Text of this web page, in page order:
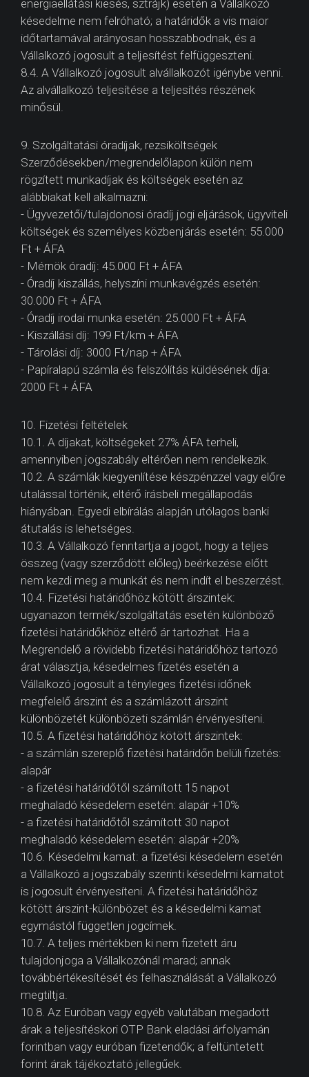
energiaellátási kiesés, sztrájk) esetén a Vállalkozó
késedelme nem felróható; a határidők a vis maior
időtartamával arányosan hosszabbodnak, és a
Vállalkozó jogosult a teljesítést felfüggeszteni.
8.4. A Vállalkozó jogosult alvállalkozót igénybe venni.
Az alvállalkozó teljesítése a teljesítés részének
minősül.
9. Szolgáltatási óradíjak, rezsiköltségek
Szerződésekben/megrendelőlapon külön nem
rögzített munkadíjak és költségek esetén az
alábbiakat kell alkalmazni:
- Ügyvezetői/tulajdonosi óradíj jogi eljárások, ügyviteli
költségek és személyes közbenjárás esetén: 55.000
Ft + ÁFA
- Mérnök óradíj: 45.000 Ft + ÁFA
- Óradíj kiszállás, helyszíni munkavégzés esetén:
30.000 Ft + ÁFA
- Óradíj irodai munka esetén: 25.000 Ft + ÁFA
- Kiszállási díj: 199 Ft/km + ÁFA
- Tárolási díj: 3000 Ft/nap + ÁFA
- Papíralapú számla és felszólítás küldésének díja:
2000 Ft + ÁFA
10. Fizetési feltételek
10.1. A díjakat, költségeket 27% ÁFA terheli,
amennyiben jogszabály eltérően nem rendelkezik.
10.2. A számlák kiegyenlítése készpénzzel vagy előre
utalással történik, eltérő írásbeli megállapodás
hiányában. Egyedi elbírálás alapján utólagos banki
átutalás is lehetséges.
10.3. A Vállalkozó fenntartja a jogot, hogy a teljes
összeg (vagy szerződött előleg) beérkezése előtt
nem kezdi meg a munkát és nem indít el beszerzést.
10.4. Fizetési határidőhöz kötött árszintek:
ugyanazon termék/szolgáltatás esetén különböző
fizetési határidőkhöz eltérő ár tartozhat. Ha a
Megrendelő a rövidebb fizetési határidőhöz tartozó
árat választja, késedelmes fizetés esetén a
Vállalkozó jogosult a tényleges fizetési időnek
megfelelő árszint és a számlázott árszint
különbözetét különbözeti számlán érvényesíteni.
10.5. A fizetési határidőhöz kötött árszintek:
- a számlán szereplő fizetési határidőn belüli fizetés:
alapár
- a fizetési határidőtől számított 15 napot
meghaladó késedelem esetén: alapár +10%
- a fizetési határidőtől számított 30 napot
meghaladó késedelem esetén: alapár +20%
10.6. Késedelmi kamat: a fizetési késedelem esetén
a Vállalkozó a jogszabály szerinti késedelmi kamatot
is jogosult érvényesíteni. A fizetési határidőhöz
kötött árszint-különbözet és a késedelmi kamat
egymástól független jogcímek.
10.7. A teljes mértékben ki nem fizetett áru
tulajdonjoga a Vállalkozónál marad; annak
továbbértékesítését és felhasználását a Vállalkozó
megtiltja.
10.8. Az Euróban vagy egyéb valutában megadott
árak a teljesítéskori OTP Bank eladási árfolyamán
forintban vagy euróban fizetendők; a feltüntetett
forint árak tájékoztató jellegűek.